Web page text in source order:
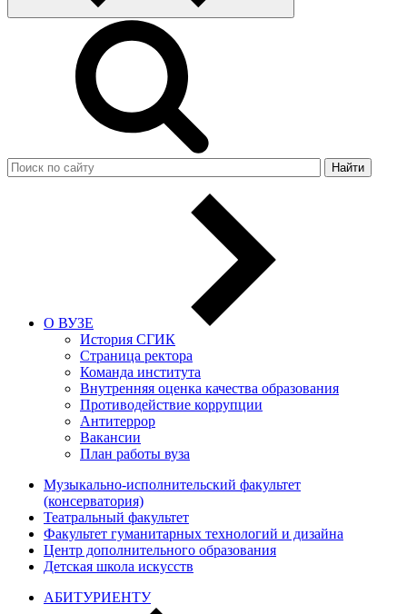
Найти
О ВУЗЕ
История СГИК
Страница ректора
Команда института
Внутренняя оценка качества образования
Противодействие коррупции
Антитеррор
Вакансии
План работы вуза
Музыкально-исполнительский факультет
(консерватория)
Театральный факультет
Факультет гуманитарных технологий и дизайна
Центр дополнительного образования
Детская школа искусств
АБИТУРИЕНТУ